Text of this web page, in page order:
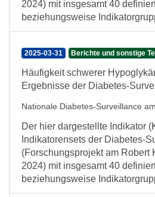
2024) mit insgesamt 40
beziehungsweise
2025-03-31 Berichte und sonstige
Häufigkeit schwerer
Ergebnisse der Diabetes-
Nationale Diabetes-Surveillance
Der hier dargestellte Indikator
Indikatorensets der Diabetes-
(Forschungsprojekt am Robert
2024) mit insgesamt 40
beziehungsweise